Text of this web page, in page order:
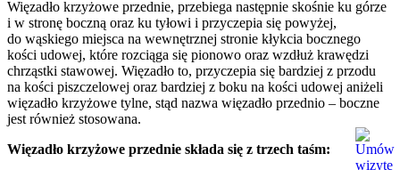
Więzadło krzyżowe przednie, przebiega następnie skośnie ku górze
i w stronę boczną oraz ku tyłowi i przyczepia się powyżej,
do wąskiego miejsca na wewnętrznej stronie kłykcia bocznego
kości udowej, które rozciąga się pionowo oraz wzdłuż krawędzi
chrząstki stawowej. Więzadło to, przyczepia się bardziej z przodu
na kości piszczelowej oraz bardziej z boku na kości udowej aniżeli
więzadło krzyżowe tylne, stąd nazwa więzadło przednio – boczne
jest również stosowana.
Więzadło krzyżowe przednie składa się z trzech taśm: